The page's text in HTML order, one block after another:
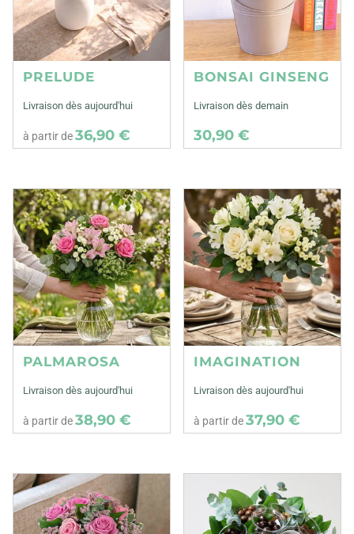
PRELUDE
Livraison dès aujourd'hui
à partir de36,90 €
BONSAI GINSENG
Livraison dès demain
30,90 €
PALMAROSA
Livraison dès aujourd'hui
à partir de38,90 €
IMAGINATION
Livraison dès aujourd'hui
à partir de37,90 €